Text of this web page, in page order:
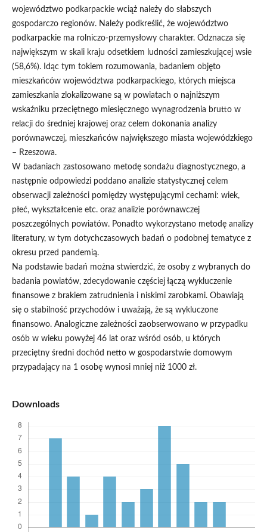
województwo podkarpackie wciąż należy do słabszych
gospodarczo regionów. Należy podkreślić, że województwo
podkarpackie ma rolniczo-przemysłowy charakter. Odznacza się
największym w skali kraju odsetkiem ludności zamieszkującej wsie
(58,6%). Idąc tym tokiem rozumowania, badaniem objęto
mieszkańców województwa podkarpackiego, których miejsca
zamieszkania zlokalizowane są w powiatach o najniższym
wskaźniku przeciętnego miesięcznego wynagrodzenia brutto w
relacji do średniej krajowej oraz celem dokonania analizy
porównawczej, mieszkańców największego miasta wojewódzkiego
– Rzeszowa.
W badaniach zastosowano metodę sondażu diagnostycznego, a
następnie odpowiedzi poddano analizie statystycznej celem
obserwacji zależności pomiędzy występującymi cechami: wiek,
płeć, wykształcenie etc. oraz analizie porównawczej
poszczególnych powiatów. Ponadto wykorzystano metodę analizy
literatury, w tym dotychczasowych badań o podobnej tematyce z
okresu przed pandemią.
Na podstawie badań można stwierdzić, że osoby z wybranych do
badania powiatów, zdecydowanie częściej łączą wykluczenie
finansowe z brakiem zatrudnienia i niskimi zarobkami. Obawiają
się o stabilność przychodów i uważają, że są wykluczone
finansowo. Analogiczne zależności zaobserwowano w przypadku
osób w wieku powyżej 46 lat oraz wśród osób, u których
przeciętny średni dochód netto w gospodarstwie domowym
przypadający na 1 osobę wynosi mniej niż 1000 zł.
Downloads